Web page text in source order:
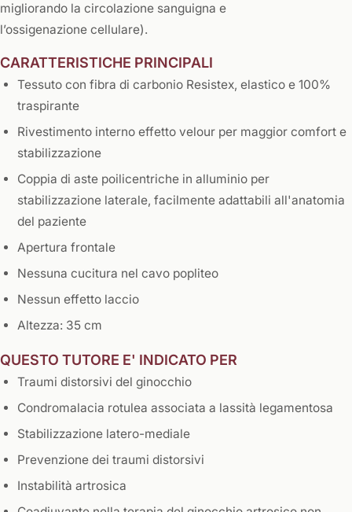
migliorando la circolazione sanguigna e
l’ossigenazione cellulare).
CARATTERISTICHE PRINCIPALI
Tessuto con fibra di carbonio Resistex, elastico e 100%
traspirante
Rivestimento interno effetto velour per maggior comfort e
stabilizzazione
Coppia di aste poilicentriche in alluminio per
stabilizzazione laterale, facilmente adattabili all'anatomia
del paziente
Apertura frontale
Nessuna cucitura nel cavo popliteo
Nessun effetto laccio
Altezza: 35 cm
​QUESTO TUTORE E' INDICATO PER
Traumi distorsivi del ginocchio
Condromalacia rotulea associata a lassità legamentosa
Stabilizzazione latero-mediale
Prevenzione dei traumi distorsivi
Instabilità artrosica